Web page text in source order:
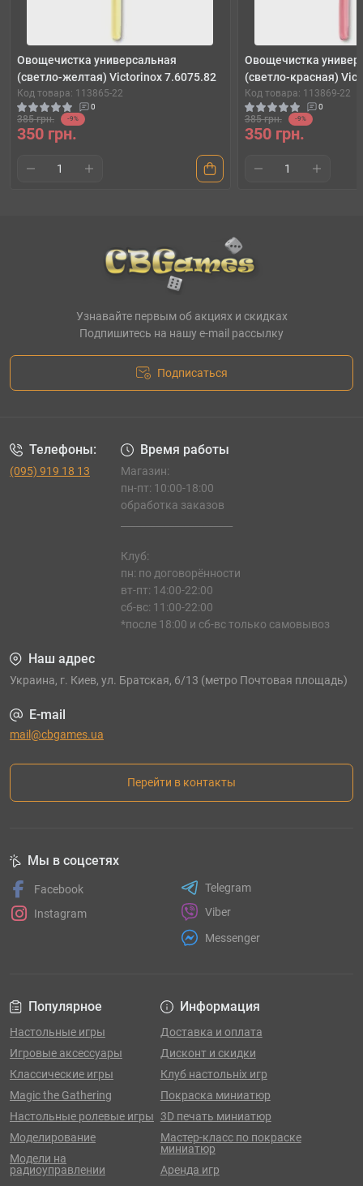
Овощечистка универсальная
(светло-желтая) Victorinox 7.6075.82
Код товара: 113865-22
0
385 грн. -9%
350 грн.
Овощечистка
(светло-красная)
Код товара: 113869-22
0
385 грн. -9%
350 грн.
Узнавайте первым об акциях и скидках
Подпишитесь на нашу e-mail рассылку
Подписаться
Телефоны:
(095) 919 18 13
Время работы
Магазин:
пн-пт: 10:00-18:00
обработка заказов
Клуб:
пн: по договорённости
вт-пт: 14:00-22:00
сб-вс: 11:00-22:00
*после 18:00 и сб-вс только самовывоз
Наш адрес
Украина, г. Киев, ул. Братская, 6/13 (метро Почтовая площадь)
E-mail
mail@cbgames.ua
Перейти в контакты
Популярное
Настольные игры
Игровые аксессуары
Классические игры
Magic the Gathering
Настольные ролевые игры
Моделирование
Модели на
радиоуправлении
Информация
Доставка и оплата
Дисконт и скидки
Клуб настольніх игр
Покраска миниатюр
3D печать миниатюр
Мастер-класс по покраске
миниатюр
Аренда игр
Мы в соцсетях
Facebook
Instagram
Telegram
Viber
Messenger